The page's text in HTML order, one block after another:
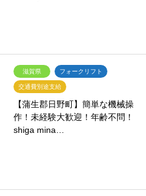
滋賀県 フォークリフト
交通費別途支給
【蒲生郡日野町】簡単な機械操
作！未経験大歓迎！年齢不問！
shiga mina…